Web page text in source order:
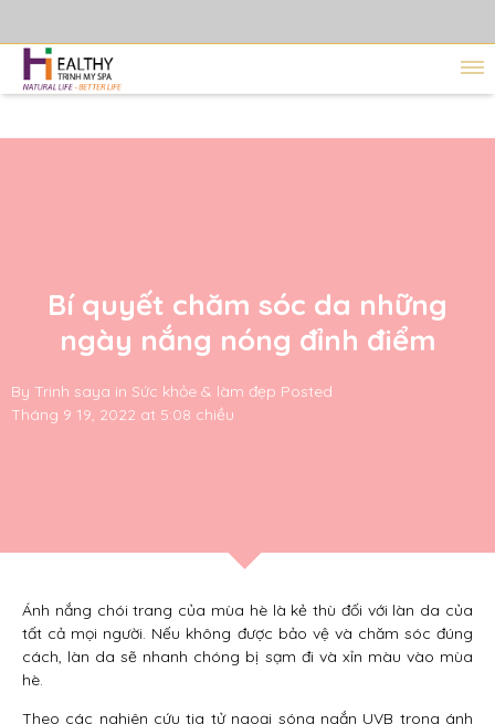
Bí quyết chăm sóc da những
ngày nắng nóng đỉnh điểm
By Trinh saya in Sức khỏe & làm đẹp Posted
Tháng 9 19, 2022 at 5:08 chiều
Ánh nắng chói trang của mùa hè là kẻ thù đối với làn da của
tất cả mọi người. Nếu không được bảo vệ và chăm sóc đúng
cách, làn da sẽ nhanh chóng bị sạm đi và xỉn màu vào mùa
hè.
Theo các nghiên cứu tia tử ngoại sóng ngắn UVB trong ánh